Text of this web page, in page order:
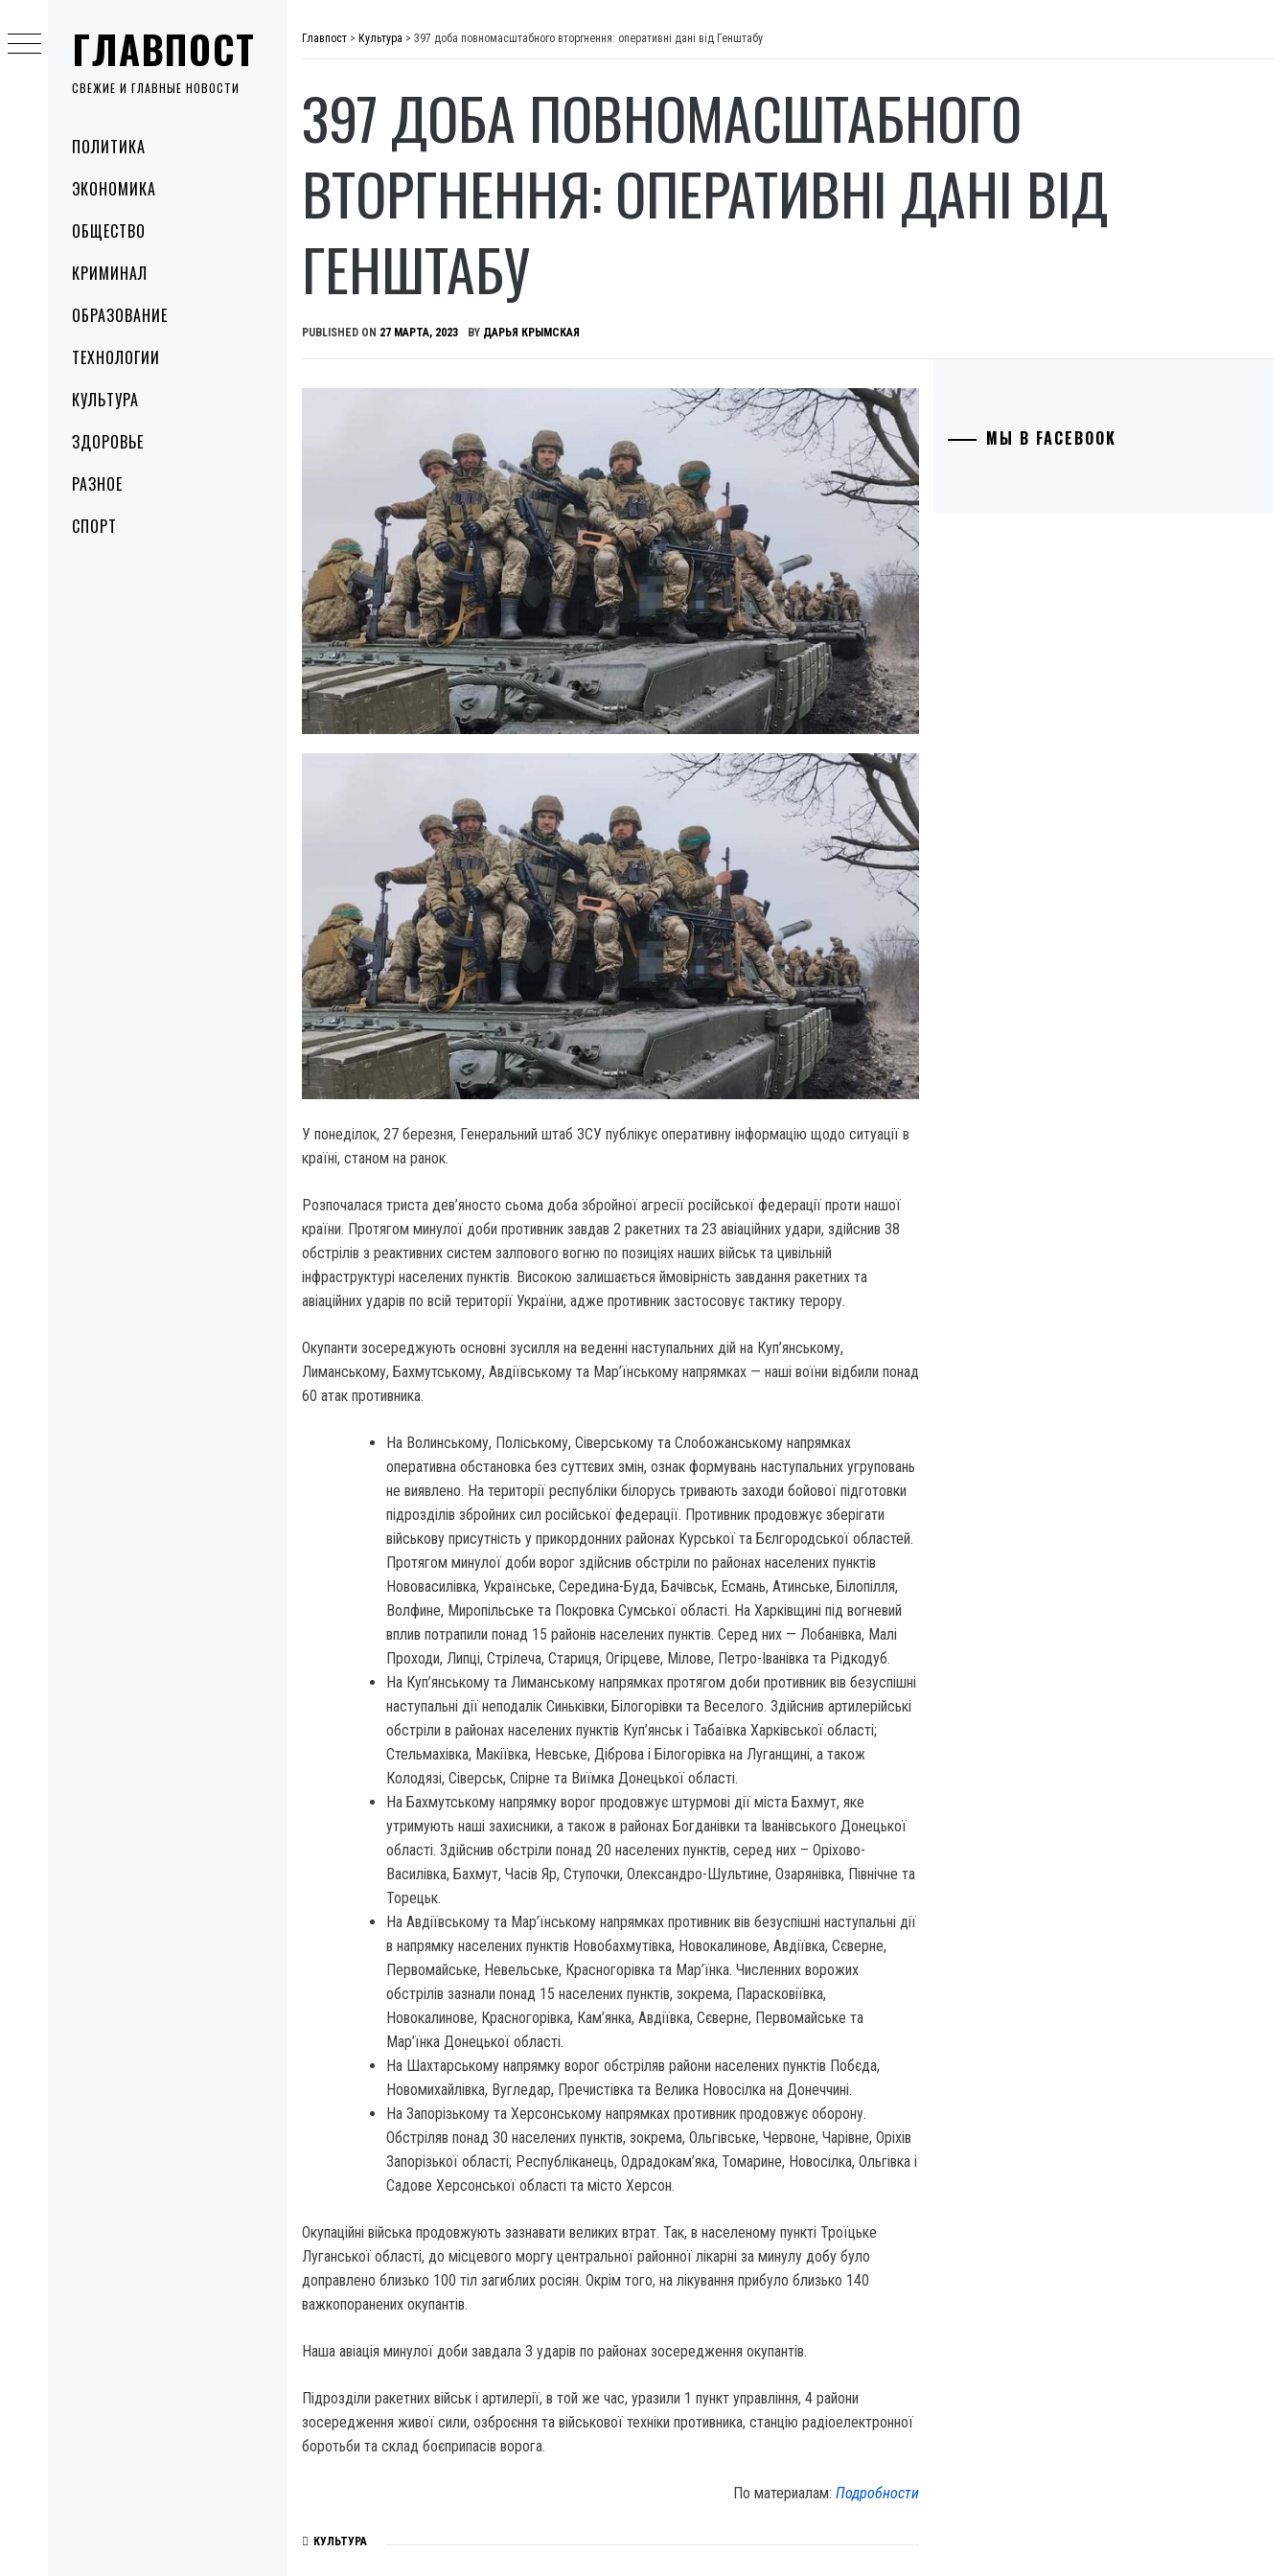
ГЛАВПОСТ
СВЕЖИЕ И ГЛАВНЫЕ НОВОСТИ
MenuПОЛИТИКА
ЭКОНОМИКА
ОБЩЕСТВО
КРИМИНАЛ
ОБРАЗОВАНИЕ
ТЕХНОЛОГИИ
КУЛЬТУРА
ЗДОРОВЬЕ
РАЗНОЕ
СПОРТ
to
content
Главпост > Культура > 397 доба повномасштабного вторгнення: оперативні дані від Генштабу
397 ДОБА ПОВНОМАСШТАБНОГО
ВТОРГНЕННЯ: ОПЕРАТИВНІ ДАНІ ВІД
ГЕНШТАБУ
PUBLISHED ON 27 МАРТА, 2023 BY ДАРЬЯ КРЫМСКАЯ
У понеділок, 27 березня, Генеральний штаб ЗСУ публікує оперативну інформацію щодо ситуації в
країні, станом на ранок.
Розпочалася триста дев’яносто сьома доба збройної агресії російської федерації проти нашої
країни. Протягом минулої доби противник завдав 2 ракетних та 23 авіаційних удари, здійснив 38
обстрілів з реактивних систем залпового вогню по позиціях наших військ та цивільній
інфраструктурі населених пунктів. Високою залишається ймовірність завдання ракетних та
авіаційних ударів по всій території України, адже противник застосовує тактику терору.
Окупанти зосереджують основні зусилля на веденні наступальних дій на Куп’янському,
Лиманському, Бахмутському, Авдіївському та Мар’їнському напрямках — наші воїни відбили понад
60 атак противника.
На Волинському, Поліському, Сіверському та Слобожанському напрямках
оперативна обстановка без суттєвих змін, ознак формувань наступальних угруповань
не виявлено. На території республіки білорусь тривають заходи бойової підготовки
підрозділів збройних сил російської федерації. Противник продовжує зберігати
військову присутність у прикордонних районах Курської та Бєлгородської областей.
Протягом минулої доби ворог здійснив обстріли по районах населених пунктів
Нововасилівка, Українське, Середина-Буда, Бачівськ, Есмань, Атинське, Білопілля,
Волфине, Миропільське та Покровка Сумської області. На Харківщині під вогневий
вплив потрапили понад 15 районів населених пунктів. Серед них — Лобанівка, Малі
Проходи, Липці, Стрілеча, Стариця, Огірцеве, Мілове, Петро-Іванівка та Рідкодуб.
На Куп’янському та Лиманському напрямках протягом доби противник вів безуспішні
наступальні дії неподалік Синьківки, Білогорівки та Веселого. Здійснив артилерійські
обстріли в районах населених пунктів Куп’янськ і Табаївка Харківської області;
Стельмахівка, Макіївка, Невське, Діброва і Білогорівка на Луганщині, а також
Колодязі, Сіверськ, Спірне та Виїмка Донецької області.
На Бахмутському напрямку ворог продовжує штурмові дії міста Бахмут, яке
утримують наші захисники, а також в районах Богданівки та Іванівського Донецької
області. Здійснив обстріли понад 20 населених пунктів, серед них – Оріхово-
Василівка, Бахмут, Часів Яр, Ступочки, Олександро-Шультине, Озарянівка, Північне та
Торецьк.
На Авдіївському та Мар’їнському напрямках противник вів безуспішні наступальні дії
в напрямку населених пунктів Новобахмутівка, Новокалинове, Авдіївка, Сєверне,
Первомайське, Невельське, Красногорівка та Мар’їнка. Численних ворожих
обстрілів зазнали понад 15 населених пунктів, зокрема, Парасковіївка,
Новокалинове, Красногорівка, Кам’янка, Авдіївка, Сєверне, Первомайське та
Мар’їнка Донецької області.
На Шахтарському напрямку ворог обстріляв райони населених пунктів Побєда,
Новомихайлівка, Вугледар, Пречистівка та Велика Новосілка на Донеччині.
На Запорізькому та Херсонському напрямках противник продовжує оборону.
Обстріляв понад 30 населених пунктів, зокрема, Ольгівське, Червоне, Чарівне, Оріхів
Запорізької області; Республіканець, Одрадокам’яка, Томарине, Новосілка, Ольгівка і
Садове Херсонської області та місто Херсон.
Окупаційні війська продовжують зазнавати великих втрат. Так, в населеному пункті Троїцьке
Луганської області, до місцевого моргу центральної районної лікарні за минулу добу було
доправлено близько 100 тіл загиблих росіян. Окрім того, на лікування прибуло близько 140
важкопоранених окупантів.
Наша авіація минулої доби завдала 3 ударів по районах зосередження окупантів.
Підрозділи ракетних військ і артилерії, в той же час, уразили 1 пункт управління, 4 райони
зосередження живої сили, озброєння та військової техніки противника, станцію радіоелектронної
боротьби та склад боєприпасів ворога.
По материалам:Подробности
КУЛЬТУРА
МЫ В FACEBOOK